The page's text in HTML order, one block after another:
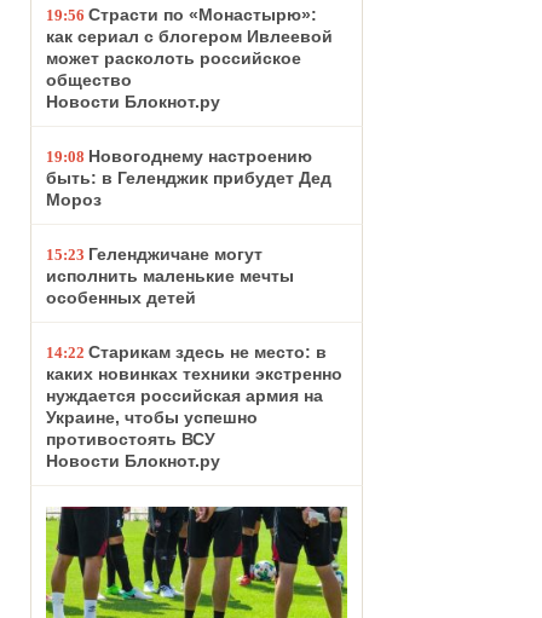
19:56 Страсти по «Монастырю»:
как сериал с блогером Ивлеевой
может расколоть российское
общество
Новости Блокнот.ру
19:08 Новогоднему настроению
быть: в Геленджик прибудет Дед
Мороз
15:23 Геленджичане могут
исполнить маленькие мечты
особенных детей
14:22 Старикам здесь не место: в
каких новинках техники экстренно
нуждается российская армия на
Украине, чтобы успешно
противостоять ВСУ
Новости Блокнот.ру